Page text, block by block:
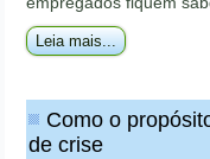
Leia mais...
Como o
de crise